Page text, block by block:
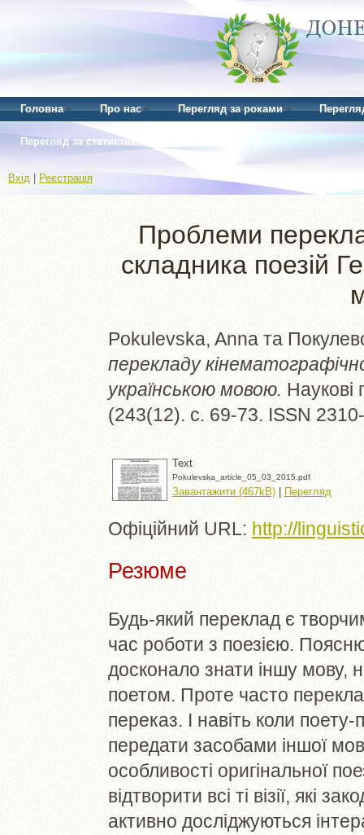
Головна Про нас Перегляд за роками
Перегляд за статистикою
Вхід Реєстрація
Проблеми
складника поезій
Pokulevska, Anna та
перекладу
українською мовою. Наукові
(243(12). с. 69-73. ISSN
Text
Pokulevska_article_05_03_2015.pdf
Завантажити (467kB) | Перегляд
Офіційний URL: http://
Резюме
Будь-який переклад є
час роботи з поезією.
досконало знати іншу мову,
поетом. Проте часто
переказ. І навіть коли
передати засобами іншої
особливості оригінальної
відтворити всі ті візії, які
активно досліджуються